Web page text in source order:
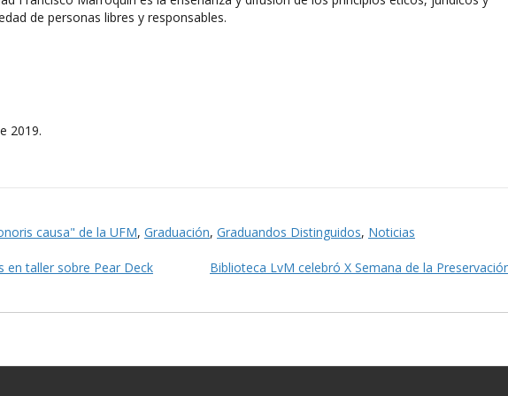
de personas libres y responsables.
2019.
causa" de la UFM, Graduación, Graduandos Distinguidos, Noticias
en taller sobre Pear Deck Biblioteca LvM celebró X Semana de la